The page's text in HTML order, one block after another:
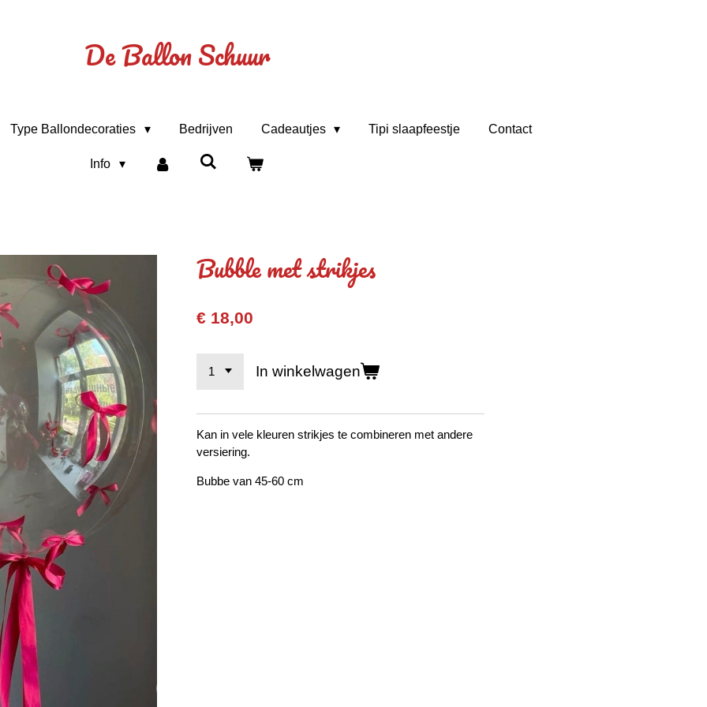
De Ballon Schuur
Type Ballondecoraties Bedrijven Cadeautjes Tipi slaapfeestje Contact
Info
Bubble met strikjes
€ 18,00
In winkelwagen
Kan in vele kleuren strikjes te combineren met andere
versiering.
Bubbe van 45-60 cm